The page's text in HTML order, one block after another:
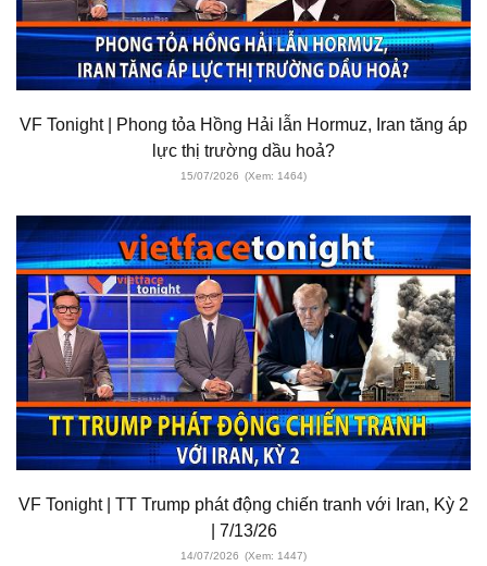
VF Tonight | Phong tỏa Hồng Hải lẫn Hormuz, Iran tăng áp
lực thị trường dầu hoả?
15/07/2026 (Xem: 1464)
VF Tonight | TT Trump phát động chiến tranh với Iran, Kỳ 2
| 7/13/26
14/07/2026 (Xem: 1447)